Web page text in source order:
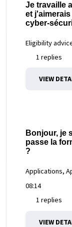
Je travaille
et
cyber-
Eligibility
1 replies
VIEW
Bonjour, je
passe la
?
Applications,
08:14
1 replies
VIEW